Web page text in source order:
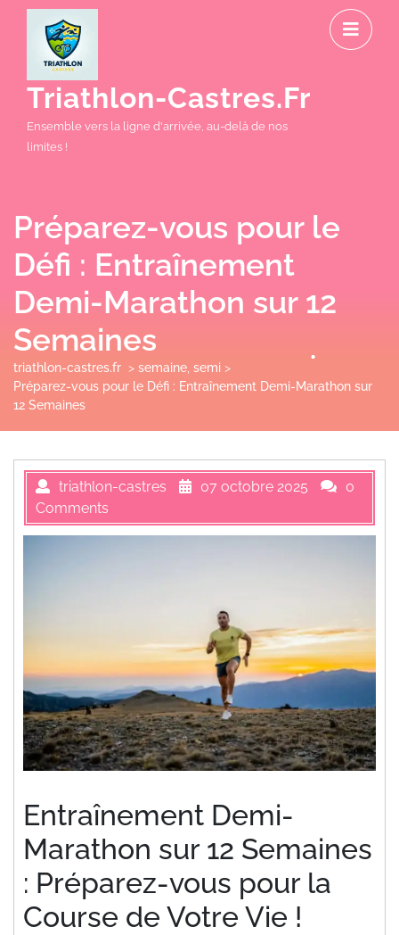
Triathlon-Castres.fr
Ensemble vers la ligne d'arrivée, au-delà de nos
limites !
Préparez-vous pour le
Défi : Entraînement
Demi-Marathon sur 12
Semaines
triathlon-castres.fr > semaine semi >
Préparez-vous pour le Défi : Entraînement Demi-Marathon sur
12 Semaines
triathlon-castres 07 octobre 2025
0
Comments
Entraînement Demi-
Marathon sur 12 Semaines
: Préparez-vous pour la
Course de Votre Vie !